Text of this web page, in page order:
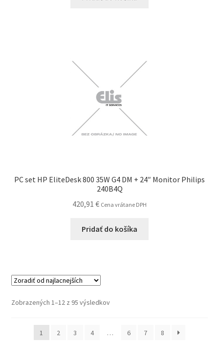
PC set HP EliteDesk 800 35W G4 DM + 24″ Monitor Philips
240B4Q
420,91 € Cena vrátane DPH
Pridať do košíka
Zobrazených 1–12 z 95 výsledkovZoradené
od
1 2 3 4 … 6 7 8